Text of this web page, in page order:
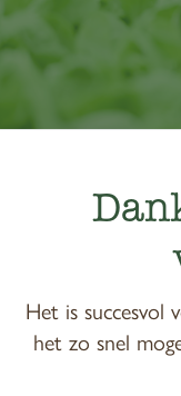
Het is succesvol
het zo snel